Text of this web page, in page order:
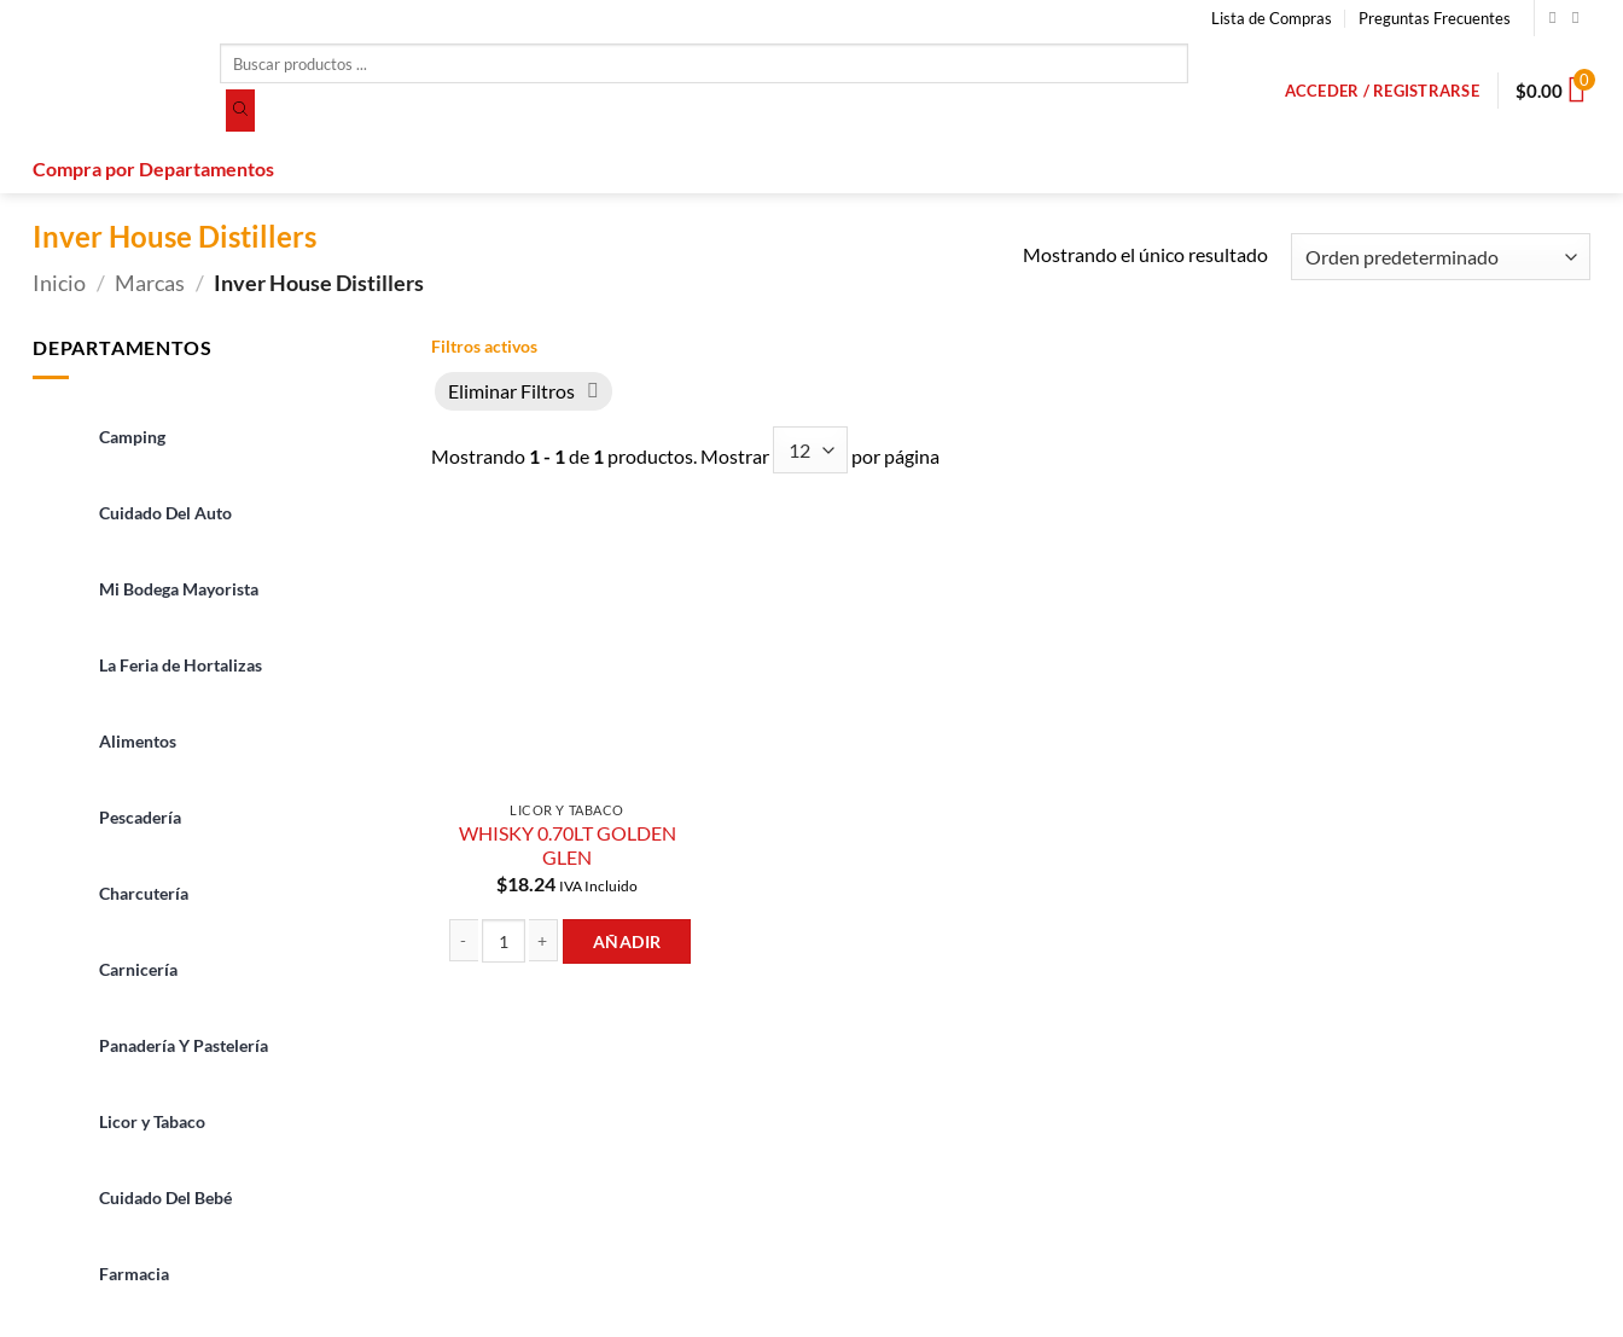
Lista de Compras Preguntas Frecuentes
productos
ACCEDER / REGISTRARSE $0.00 0
Compra por Departamentos
Inver House Distillers
Inicio / Marcas / Inver House Distillers
Mostrando el único resultado
DEPARTAMENTOS
Camping
Cuidado Del Auto
Mi Bodega Mayorista
La Feria de Hortalizas
Alimentos
Pescadería
Charcutería
Carnicería
Panadería Y Pastelería
Licor y Tabaco
Cuidado Del Bebé
Farmacia
Filtros activos
Eliminar Filtros
Mostrando 1 - 1de 1 productos. Mostrar por página
LICOR Y TABACO
WHISKY 0.70LT GOLDEN
GLEN
$18.24 IVA Incluido
AÑADIR